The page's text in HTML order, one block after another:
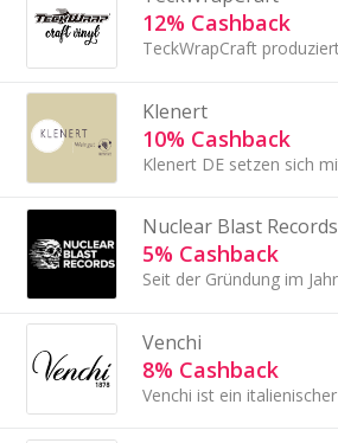
12% Cashback
Klenert
10% Cashback
Nuclear Blast Records
5% Cashback
Venchi
8% Cashback